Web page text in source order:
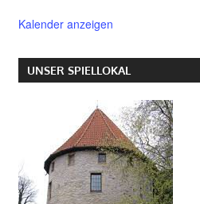
Kalender anzeigen
UNSER SPIELLOKAL